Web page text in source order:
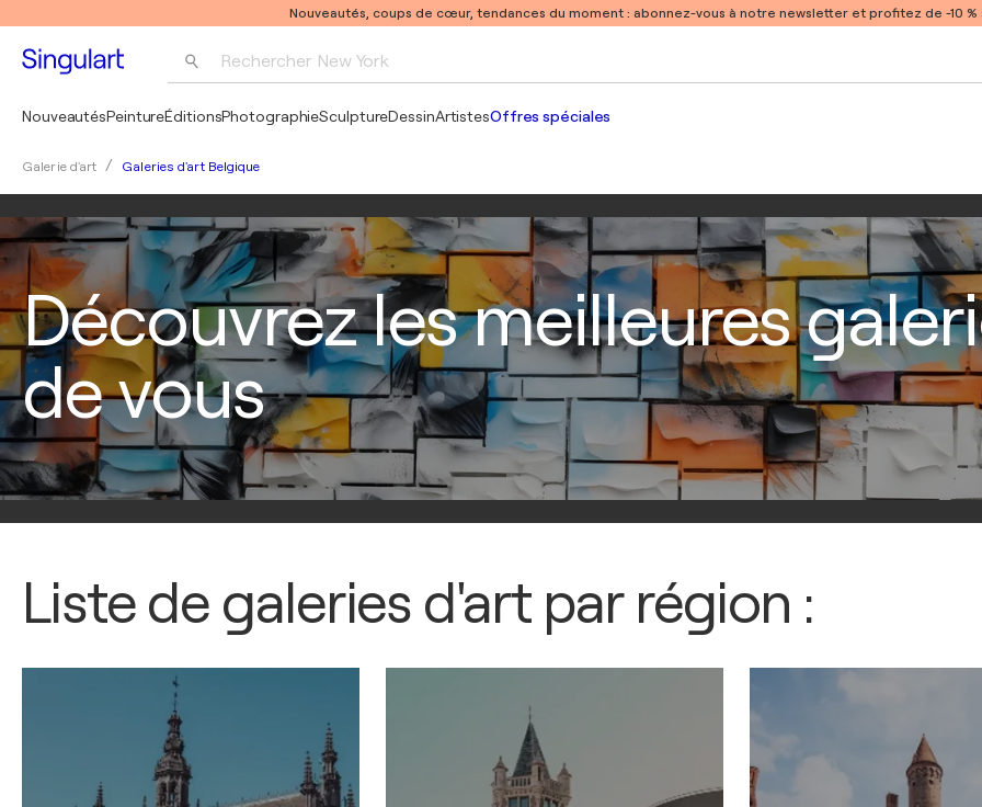
Nouveautés, coups de cœur, tendances du moment : abonnez-vous à notre newsletter et profitez de -10
Rechercher New York
Pablo Picasso
NouveautésPeintureÉditionsPhotographieSculptureDessinArtistesOffres spéciales
Galerie d'art Galeries d'art Belgique
Découvrez les meilleures
de vous
Liste de galeries d'art par région :